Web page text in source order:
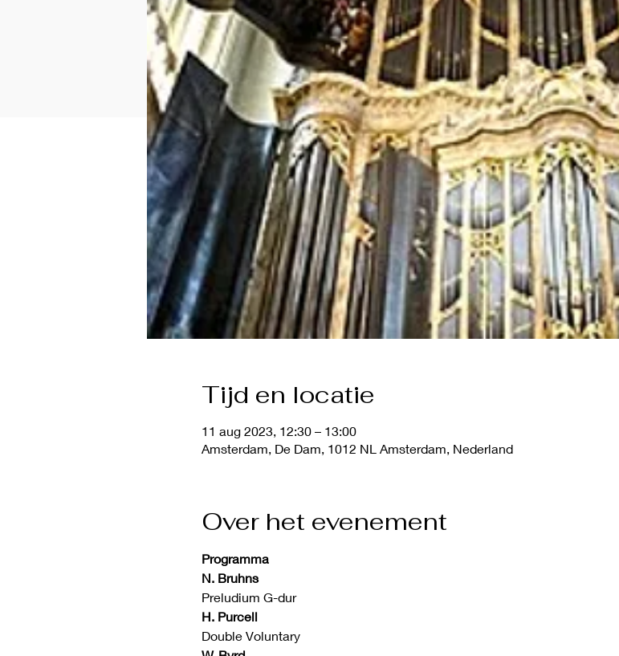
Tijd en locatie
11 aug 2023, 12:30 – 13:00
Amsterdam, De Dam, 1012 NL Amsterdam, Nederland
Over het evenement
Programma
N. Bruhns
Preludium G-dur
H. Purcell
Double Voluntary